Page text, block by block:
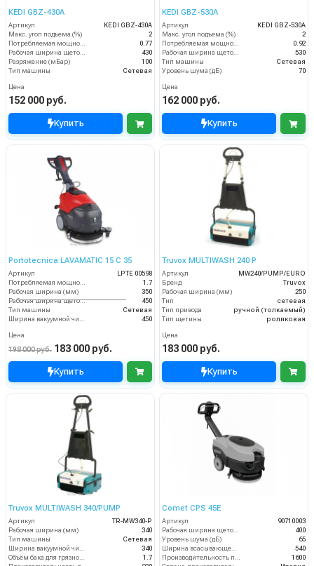
KEDI GBZ-430A
Артикул
KEDI GBZ-430A
Макс. угол подъема (%)
2
Потребляемая мощность (кВт)
0.77
Рабочая ширина щеток (мм)
430
Разряжение (мБар)
100
Тип машины
Сетевая
Цена
152 000 руб.
Купить
KEDI GBZ-530A
Артикул
KEDI GBZ-530A
Макс. угол подъема (%)
2
Потребляемая мощность (кВт)
0.92
Рабочая ширина щеток (мм)
530
Тип машины
Сетевая
Уровень шума (дБ)
70
Цена
162 000 руб.
Купить
Portotecnica LAVAMATIC 15 C 35
Артикул
LPTE 00598
1.7
Рабочая ширина (мм)
350
Рабочая ширина щеток (мм)
450
Тип машины
Сетевая
450
Цена
198 000 руб. 183 000 руб.
Купить
Truvox MULTIWASH 240 P
Артикул
MW240/PUMP/EURO
Бренд
Truvox
Рабочая ширина (мм)
250
Тип
сетевая
Тип привода
ручной (толкаемый)
Тип щетины
роликовая
Цена
183 000 руб.
Купить
Truvox MULTIWASH 340/PUMP
Артикул
TR-MW340-P
Рабочая ширина (мм)
340
Тип машины
Сетевая
Ширина вакуумной чистки (мм)
340
Объём бака для грязной воды (пыли) (л)
1.7
Comet CPS 45E
Артикул
90710003
Рабочая ширина щеток (мм)
400
Уровень шума (дБ)
65
Ширина всасывающей балки (мм)
540
Производительность по площади (м2/ч)
1600